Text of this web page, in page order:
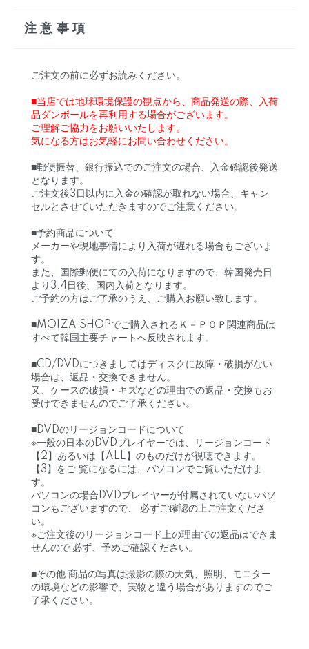
注意事項
ご注文の前に必ずお読みください。
■当店では地球環境保護の観点から、商品発送の際、入荷
品ダンボールを再利用する場合がございます。
ご理解ご協力をお願いいたします。
気になる方はお気軽にお問い合わせください。
■郵便振替、銀行振込でのご注文の場合、入金確認後発送
となります。
ご注文後3日以内に入金の確認が取れない場合、キャン
セルとさせていただきますのでご注意ください。
■予約商品について
メーカーや現地事情により入荷が遅れる場合もございま
す。
また、国際郵便にての入荷になりますので、韓国発売日
より3.4日後、国内入荷となります。
ご予約の方はご了承のうえ、ご購入お願い致します。
■MOIZA SHOPでご購入されるＫ－ＰＯＰ関連商品は
すべて韓国主要チャートへ反映されます。
■CD/DVDにつきましてはディスクに故障・破損がない
場合は、返品・交換できません。
又、ケースの破損・キズなどの理由での返品・交換もお
受けできませんのでご了承ください。
■DVDのリージョンコードについて
※一般の日本のDVDプレイヤーでは、リージョンコード
【2】あるいは【ALL】のものだけが視聴できます。
【3】をご 覧になるには、パソコンでご覧いただけま
す。
パソコンの場合DVDプレイヤーが付属されていないパソ
コンもございますので、 必ずご確認の上ご注文くださ
い。
※ご注文後のリージョンコード上の理由での返品はできま
せんので 必ず、予めご確認ください。
■その他 商品の写真は撮影の際の天気、照明、モニター
の環境などの影響で、実物と違う場合がありますのでご
了承ください。